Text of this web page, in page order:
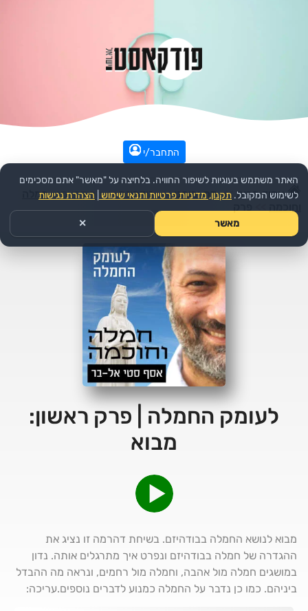
התחבר/י
עמוד הבית >> דת ורוחני >> בודהיזם >>הפודקאסט: חמלה
לעומק החמלה | פרק ראשון:
מבוא
מבוא לנושא החמלה בבודהיזם. בשיחת דהרמה זו נציג את
ההגדרה של חמלה בבודהיזם ונפרט איך מתרגלים אותה. נדון
במושגים חמלה מול אהבה, וחמלה מול רחמים, ונראה מה ההבדל
ביניהם. כמו כן נדבר על החמלה כמנוע לדברים נוספים.עריכה:
האתר משתמש בעוגיות לשיפור החוויה. בלחיצה על "מאשר" אתם מסכימים
לשימוש המקובל. תקנון, מדיניות פרטיות ותנאי שימוש הצהרת נגישות
מאשר ✕